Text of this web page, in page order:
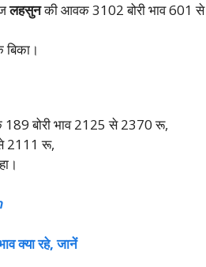
लहसुनकी आवक 3102 बोरी भाव 601 से
बोरी भाव 2125 से 2370 रू,
2111 रू,
क्या रहे, जानें